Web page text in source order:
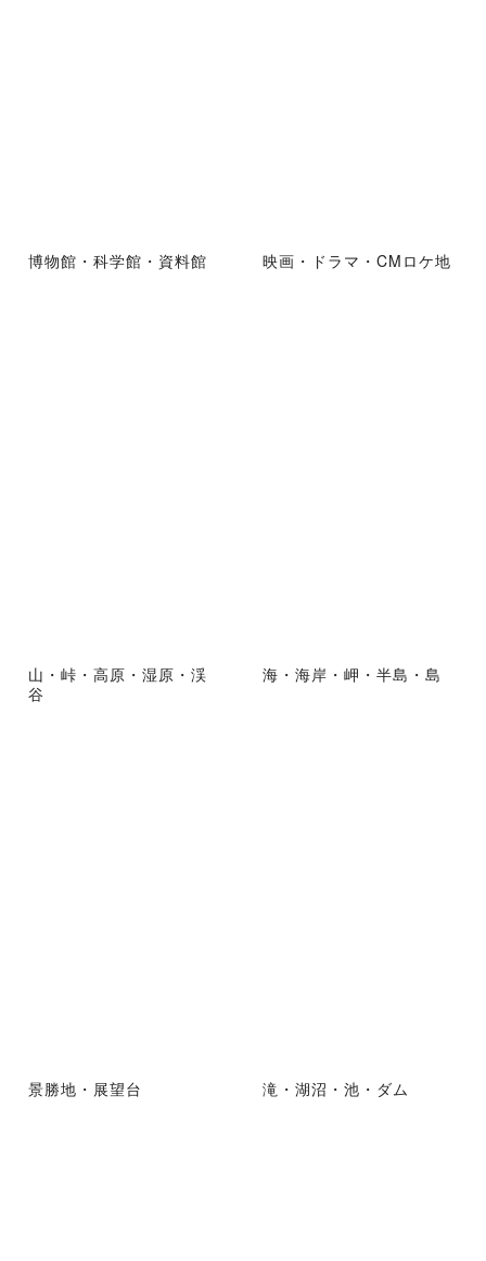
博物館・科学館・資料館 映画・ドラマ・CMロケ地
山・峠・高原・湿原・渓
谷
海・海岸・岬・半島・島
景勝地・展望台 滝・湖沼・池・ダム